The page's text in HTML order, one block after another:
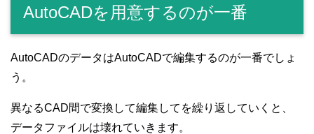
AutoCADを用意するのが一番
AutoCADのデータはAutoCADで編集するのが一番でしょ
う。
異なるCAD間で変換して編集してを繰り返していくと、
データファイルは壊れていきます。